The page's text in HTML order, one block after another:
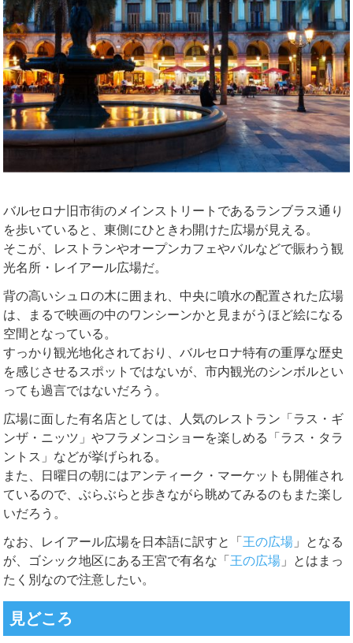
バルセロナ旧市街のメインストリートであるランブラス通り
を歩いていると、東側にひときわ開けた広場が見える。
そこが、レストランやオープンカフェやバルなどで賑わう観
光名所・レイアール広場だ。
背の高いシュロの木に囲まれ、中央に噴水の配置された広場
は、まるで映画の中のワンシーンかと見まがうほど絵になる
空間となっている。
すっかり観光地化されており、バルセロナ特有の重厚な歴史
を感じさせるスポットではないが、市内観光のシンボルとい
っても過言ではないだろう。
広場に面した有名店としては、人気のレストラン「ラス・ギ
ンザ・ニッツ」やフラメンコショーを楽しめる「ラス・タラ
ントス」などが挙げられる。
また、日曜日の朝にはアンティーク・マーケットも開催され
ているので、ぶらぶらと歩きながら眺めてみるのもまた楽し
いだろう。
なお、レイアール広場を日本語に訳すと「王の広場 」となる
が、ゴシック地区にある王宮で有名な「王の広場 」とはまっ
たく別なので注意したい。
見どころ